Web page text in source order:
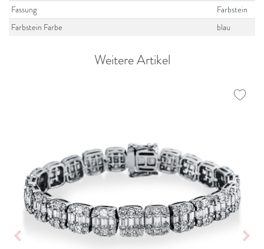
Fassung
Farbstein
Farbstein Farbe
blau
Weitere Artikel